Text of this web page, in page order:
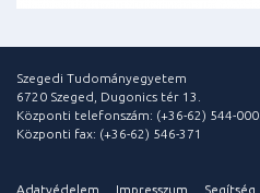
Szegedi Tudományegyetem
6720 Szeged, Dugonics tér 13.
Központi telefonszám: (+36-62) 544-000
Központi fax: (+36-62) 546-371
Adatvédelem Impresszum Segítség